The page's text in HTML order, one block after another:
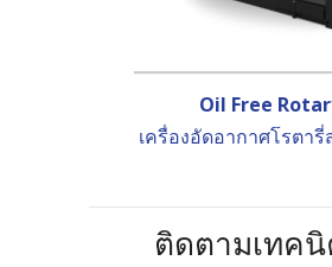
Oil Free
เครื่องอัดอากาศโรตา
ติดตามเทค